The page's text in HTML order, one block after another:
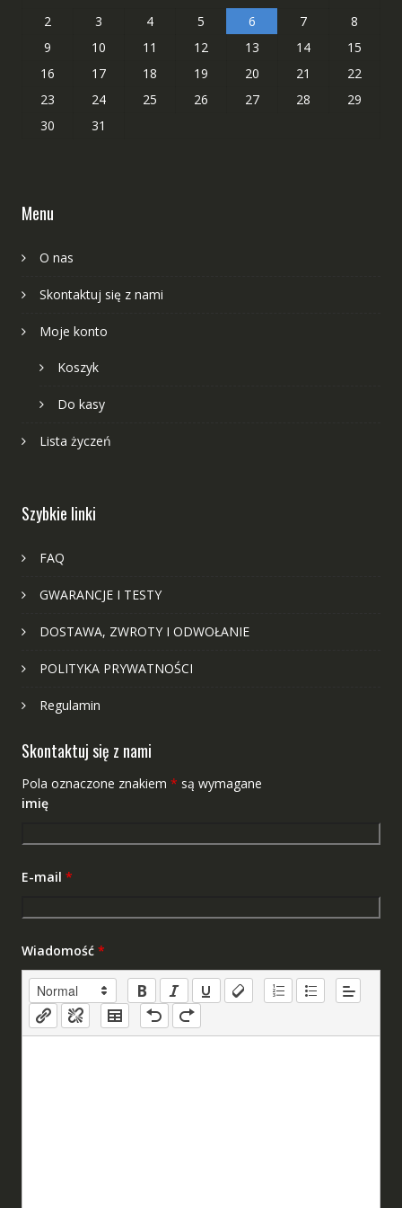
2
3 4 5 6 7
8
9
10 11 12 13 14
15
16
17 18 19 20 21
22
23
24 25 26 27 28
29
30
31
Menu
O nas
Skontaktuj się z nami
Moje konto
Koszyk
Do kasy
Lista życzeń
Szybkie linki
FAQ
GWARANCJE I TESTY
DOSTAWA, ZWROTY I ODWOŁANIE
POLITYKA PRYWATNOŚCI
Regulamin
Skontaktuj się z nami
Pola oznaczone znakiem * są wymagane
imię
E-mail *
Wiadomość *